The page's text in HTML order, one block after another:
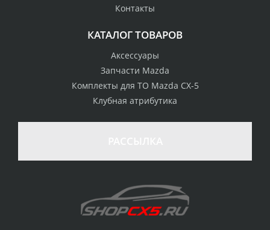
стоимости
товаром
Гарантия качества
Вы можете выбрать
наиболее удобный
Профессиональная
консультация
мы знаем о Mazda CX-
Контакты
КАТАЛОГ ТОВАРОВ
Аксессуары
Запчасти Mazda
Комплекты для ТО Mazda CX-5
Клубная атрибутика